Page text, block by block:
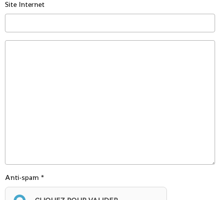
Site Internet
Anti-spam